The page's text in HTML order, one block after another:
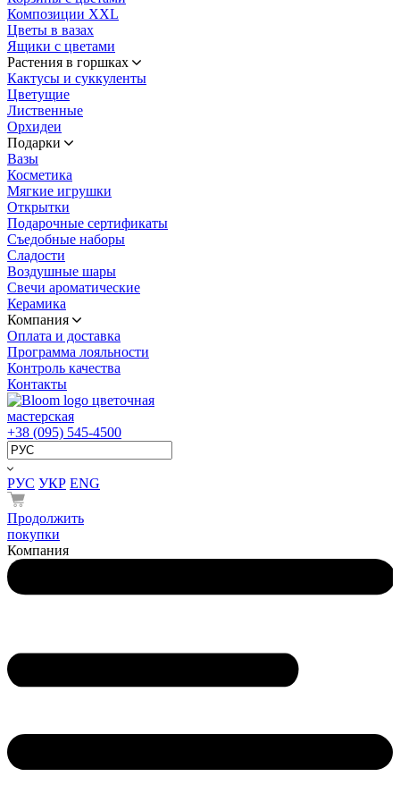
Композиции XXL
Цветы в вазах
Ящики с цветами
Растения в горшках
Кактусы и суккуленты
Цветущие
Лиственные
Орхидеи
Подарки
Вазы
Косметика
Мягкие игрушки
Открытки
Подарочные сертификаты
Съедобные наборы
Сладости
Воздушные шары
Свечи ароматические
Керамика
Компания
Оплата и доставка
Программа лояльности
Контроль качества
Контакты
цветочная
мастерская
+38 (095) 545-4500
РУС УКР ENG
Продолжить
покупки
Компания